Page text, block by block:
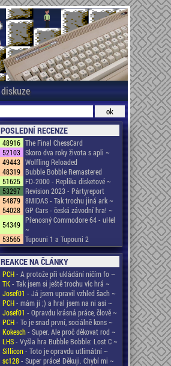
diskuze
POSLEDNÍ RECENZE
48916 The Final ChessCard
52103 Skoro dva roky života s apli ~
49443 Wolfling Reloaded
48319 Bubble Bobble Remastered
51625 FD-2000 - Replika disketové ~
53297 Revision 2023 - Pártyreport
54879 8MIDAS - Tak trochu jiná ark ~
54028 GP Cars - česká závodní hra! ~
54349 Přenosný Commodore 64 - uHel
~
53565 Tupouni 1 a Tupouni 2
REAKCE NA ČLÁNKY
PCH- A protože při ukládání ničím fo ~
TK- Tak jsem si ještě trochu víc hrá ~
Josef01 - Já jsem upravil vzhled šach ~
PCH- mám ji ;) a hral jsem na ni asi ~
Josef01 - Opravdu krásná práce, člově ~
PCH- To je snad první, sociálně kons ~
Kokesch- Super. Ale proč děkovat rod ~
LHS- Vyšla hra Bubble Bobble: Lost C ~
Sillicon- Toto je opravdu utlimátní ~
sc128- Super práce! Děkuji. Chybí mi ~